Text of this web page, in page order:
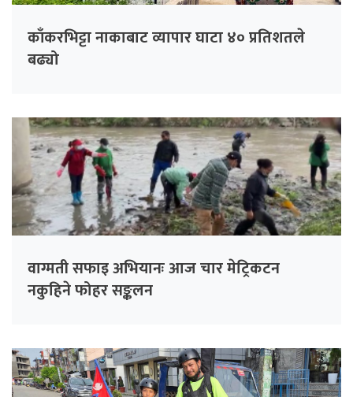
काँकरभिट्टा नाकाबाट व्यापार घाटा ४० प्रतिशतले
बढ्यो
वाग्मती सफाइ अभियानः आज चार मेट्रिकटन
नकुहिने फोहर सङ्कलन